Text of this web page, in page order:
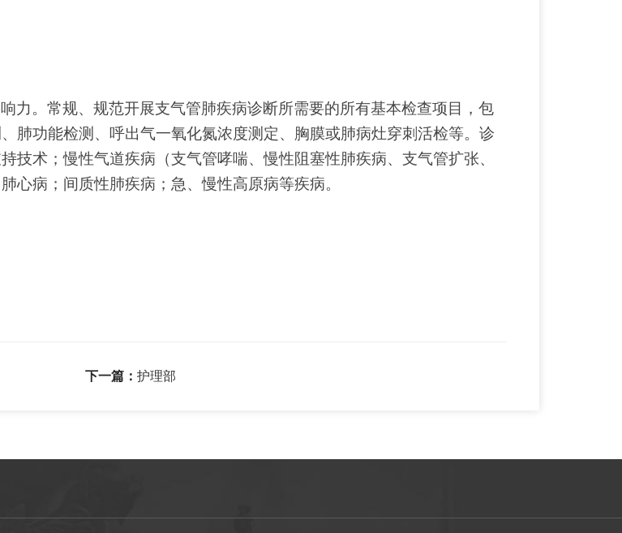
力。常规、规范开展支气管肺疾病诊断所需要的所有基本检查项目，包
肺功能检测、呼出气一氧化氮浓度测定、胸膜或肺病灶穿刺活检等。诊
技术；慢性气道疾病（支气管哮喘、慢性阻塞性肺疾病、支气管扩张、
心病；间质性肺疾病；急、慢性高原病等疾病。
下一篇： 护理部